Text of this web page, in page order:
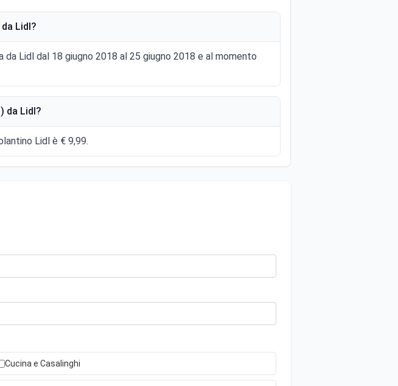
Lidl?
Lidl dal 18 giugno 2018 al 25 giugno 2018 e al momento
da Lidl?
Lidl è € 9,99.
Cucina e Casalinghi